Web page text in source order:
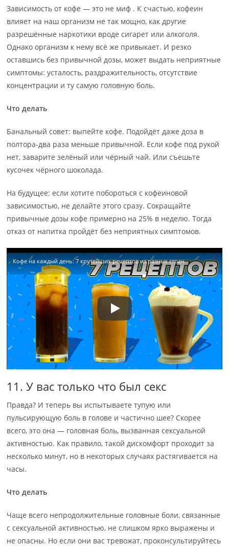
Зависимость от кофе — это не миф . К счастью, кофеин
влияет на наш организм не так мощно, как другие
разрешённые наркотики вроде сигарет или алкоголя.
Однако организм к нему всё же привыкает. И резко
оставшись без привычной дозы, может выдать неприятные
симптомы: усталость, раздражительность, отсутствие
концентрации и ту самую головную боль.
Что делать
Банальный совет: выпейте кофе. Подойдёт даже доза в
полтора-два раза меньше привычной. Если кофе под рукой
нет, заварите зелёный или чёрный чай. Или съешьте
кусочек чёрного шоколада.
На будущее: если хотите побороться с кофеиновой
зависимостью, не делайте этого сразу. Сокращайте
привычные дозы кофе примерно на 25% в неделю. Тогда
отказ от напитка пройдёт без неприятных симптомов.
Кофе на каждый день: 7 крутейших рецептов из разных стран
11. У вас только что был секс
Правда? И теперь вы испытываете тупую или
пульсирующую боль в голове и частично шее? Скорее
всего, это она — головная боль, вызванная сексуальной
активностью. Как правило, такой дискомфорт проходит за
несколько минут, но в некоторых случаях растягивается на
часы.
Что делать
Чаще всего непродолжительные головные боли, связанные
с сексуальной активностью, не слишком ярко выражены и
не опасны. Но если они вас тревожат, проконсультируйтесь